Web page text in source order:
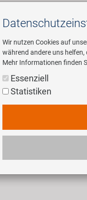
Wir haben 3007 Artikel
Wir nutzen Cookies auf
während andere uns helfen,
Mehr Informationen finden
Essenziell
Statistiken